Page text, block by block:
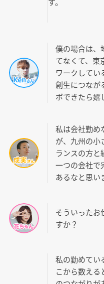
僕の場合は、
てなくて、東
ワークしてい
創生につなが
ボできたら嬉
私は会社勤め
が、九州の小
ランスの方と
一つの会社で
あるなと思い
そういったお
すか？
私の勤めてい
こから数える